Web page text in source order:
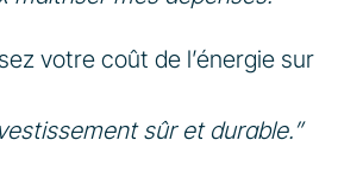
votre coût de l’énergie sur
sûr et durable.”